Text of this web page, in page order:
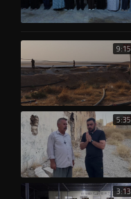
9:15
5:35
3:13